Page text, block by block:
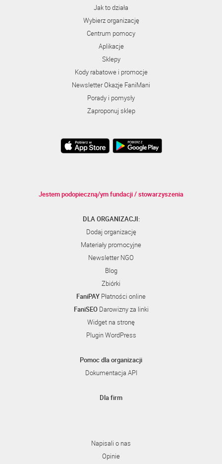
Jak to działa
Wybierz organizację
Centrum pomocy
Aplikacje
Sklepy
Kody rabatowe i promocje
Newsletter Okazje FaniMani
Porady i pomysły
Zaproponuj sklep
Jestem podopieczną/ym fundacji / stowarzyszenia
DLA ORGANIZACJI:
Dodaj organizację
Materiały promocyjne
Newsletter NGO
Blog
Zbiórki
FaniPAY Płatności online
FaniSEODarowizny za linki
Widget na stronę
Plugin WordPress
Pomoc dla organizacji
Dokumentacja API
Dla firm
Napisali o nas
Opinie